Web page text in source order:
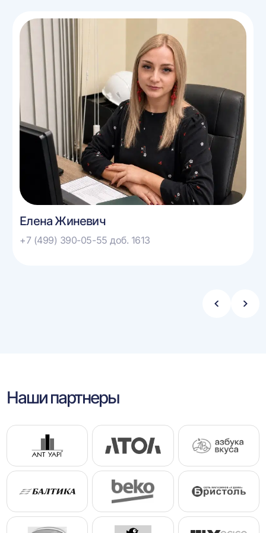
Елена Жиневич
+7 (499) 390-05-55 доб. 1613
Стрелка
Наши партнеры